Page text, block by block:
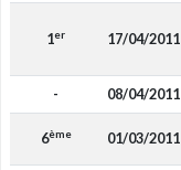
1er 17/04/2011
- 08/04/2011
6ème 01/03/2011